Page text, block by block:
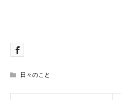
日々のこと